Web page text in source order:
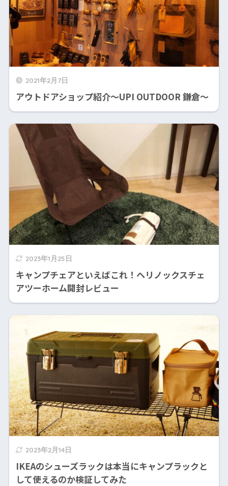
2021年2月7日
アウトドアショップ紹介〜UPI OUTDOOR 鎌倉〜
2023年1月25日
キャンプチェアといえばこれ！ヘリノックスチェ
アツーホーム開封レビュー
2023年2月14日
IKEAのシューズラックは本当にキャンプラックと
して使えるのか検証してみた